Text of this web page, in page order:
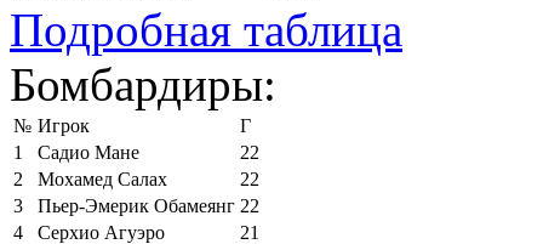
Подробная таблица
Бомбардиры:
№ Игрок
Г
1
Садио Мане
22
2
Мохамед Салах
22
3
Пьер-Эмерик Обамеянг 22
4
Серхио Агуэро
21